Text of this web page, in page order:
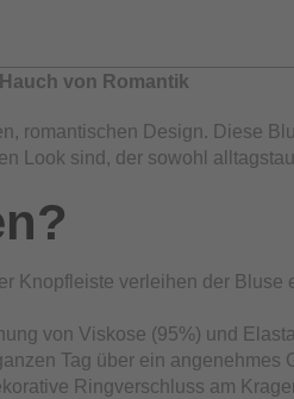
von Romantik
romantischen Design. Diese
Look sind, der sowohl
Knopfleiste verleihen der
von Viskose (95%) und
Tag über ein angenehmes
Ringverschluss am